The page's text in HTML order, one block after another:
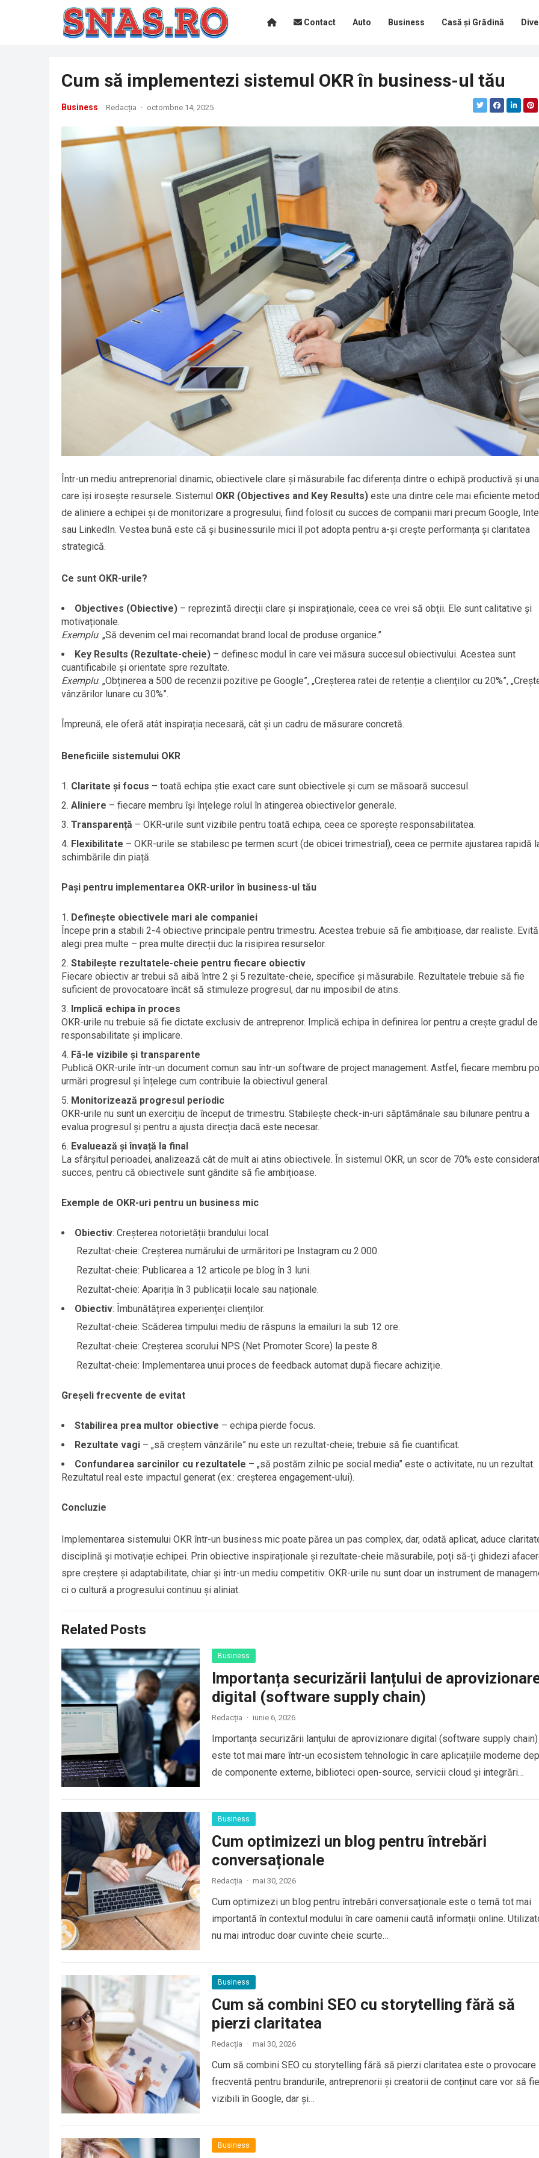
Contact Auto Business Casă și Grădină
Cum să implementezi sistemul OKR în business-ul tău
Business Redacția · octombrie 14, 2025
Într-un mediu antreprenorial dinamic, obiectivele clare și măsurabile fac diferența dintre o echipă productivă și una
care își irosește resursele. Sistemul OKR (Objectives and Key Results) este una dintre cele mai eficiente
de aliniere a echipei și de monitorizare a progresului, fiind folosit cu succes de companii mari precum Google,
sau LinkedIn. Vestea bună este că și businessurile mici îl pot adopta pentru a-și crește performanța și claritatea
strategică.
Ce sunt OKR-urile?
Objectives (Obiective) – reprezintă direcții clare și inspiraționale, ceea ce vrei să obții. Ele sunt calitative și
motivaționale.
Exemplu: „Să devenim cel mai recomandat brand local de produse organice.”
Key Results (Rezultate-cheie) – definesc modul în care vei măsura succesul obiectivului. Acestea sunt
cuantificabile și orientate spre rezultate.
Exemplu: „Obținerea a 500 de recenzii pozitive pe Google”, „Creșterea ratei de retenție a clienților cu 20%”,
vânzărilor lunare cu 30%”.
Împreună, ele oferă atât inspirația necesară, cât și un cadru de măsurare concretă.
Beneficiile sistemului OKR
Claritate și focus – toată echipa știe exact care sunt obiectivele și cum se măsoară succesul.
Aliniere – fiecare membru își înțelege rolul în atingerea obiectivelor generale.
Transparență – OKR-urile sunt vizibile pentru toată echipa, ceea ce sporește responsabilitatea.
Flexibilitate – OKR-urile se stabilesc pe termen scurt (de obicei trimestrial), ceea ce permite ajustarea rapidă
schimbările din piață.
Pași pentru implementarea OKR-urilor în business-ul tău
Definește obiectivele mari ale companiei
Începe prin a stabili 2-4 obiective principale pentru trimestru. Acestea trebuie să fie ambițioase, dar realiste.
alegi prea multe – prea multe direcții duc la risipirea resurselor.
Stabilește rezultatele-cheie pentru fiecare obiectiv
Fiecare obiectiv ar trebui să aibă între 2 și 5 rezultate-cheie, specifice și măsurabile. Rezultatele trebuie să fie
suficient de provocatoare încât să stimuleze progresul, dar nu imposibil de atins.
Implică echipa în proces
OKR-urile nu trebuie să fie dictate exclusiv de antreprenor. Implică echipa în definirea lor pentru a crește gradul de
responsabilitate și implicare.
Fă-le vizibile și transparente
Publică OKR-urile într-un document comun sau într-un software de project management. Astfel, fiecare membru
urmări progresul și înțelege cum contribuie la obiectivul general.
Monitorizează progresul periodic
OKR-urile nu sunt un exercițiu de început de trimestru. Stabilește check-in-uri săptămânale sau bilunare pentru a
evalua progresul și pentru a ajusta direcția dacă este necesar.
Evaluează și învață la final
La sfârșitul perioadei, analizează cât de mult ai atins obiectivele. În sistemul OKR, un scor de 70% este
succes, pentru că obiectivele sunt gândite să fie ambițioase.
Exemple de OKR-uri pentru un business mic
Obiectiv: Creșterea notorietății brandului local.
Rezultat-cheie: Creșterea numărului de urmăritori pe Instagram cu 2.000.
Rezultat-cheie: Publicarea a 12 articole pe blog în 3 luni.
Rezultat-cheie: Apariția în 3 publicații locale sau naționale.
Obiectiv: Îmbunătățirea experienței clienților.
Rezultat-cheie: Scăderea timpului mediu de răspuns la emailuri la sub 12 ore.
Rezultat-cheie: Creșterea scorului NPS (Net Promoter Score) la peste 8.
Rezultat-cheie: Implementarea unui proces de feedback automat după fiecare achiziție.
Greșeli frecvente de evitat
Stabilirea prea multor obiective – echipa pierde focus.
Rezultate vagi – „să creștem vânzările” nu este un rezultat-cheie; trebuie să fie cuantificat.
Confundarea sarcinilor cu rezultatele – „să postăm zilnic pe social media” este o activitate, nu un rezultat.
Rezultatul real este impactul generat (ex.: creșterea engagement-ului).
Concluzie
Implementarea sistemului OKR într-un business mic poate părea un pas complex, dar, odată aplicat, aduce
disciplină și motivație echipei. Prin obiective inspiraționale și rezultate-cheie măsurabile, poți să-ți ghidezi
spre creștere și adaptabilitate, chiar și într-un mediu competitiv. OKR-urile nu sunt doar un instrument de
ci o cultură a progresului continuu și aliniat.
Related Posts
Business
Importanța securizării lanțului de
digital (software supply chain)
Redacția · iunie 6, 2026
Importanța securizării lanțului de aprovizionare digital (software supply chain)
este tot mai mare într-un ecosistem tehnologic în care aplicațiile moderne
de componente externe, biblioteci open-source, servicii cloud și integrări…
Business
Cum optimizezi un blog pentru întrebări
conversaționale
Redacția · mai 30, 2026
Cum optimizezi un blog pentru întrebări conversaționale este o temă tot mai
importantă în contextul modului în care oamenii caută informații online.
nu mai introduc doar cuvinte cheie scurte…
Business
Cum să combini SEO cu storytelling fără să
pierzi claritatea
Redacția · mai 30, 2026
Cum să combini SEO cu storytelling fără să pierzi claritatea este o provocare
frecventă pentru brandurile, antreprenorii și creatorii de conținut care vor să fie
vizibili în Google, dar și…
Business